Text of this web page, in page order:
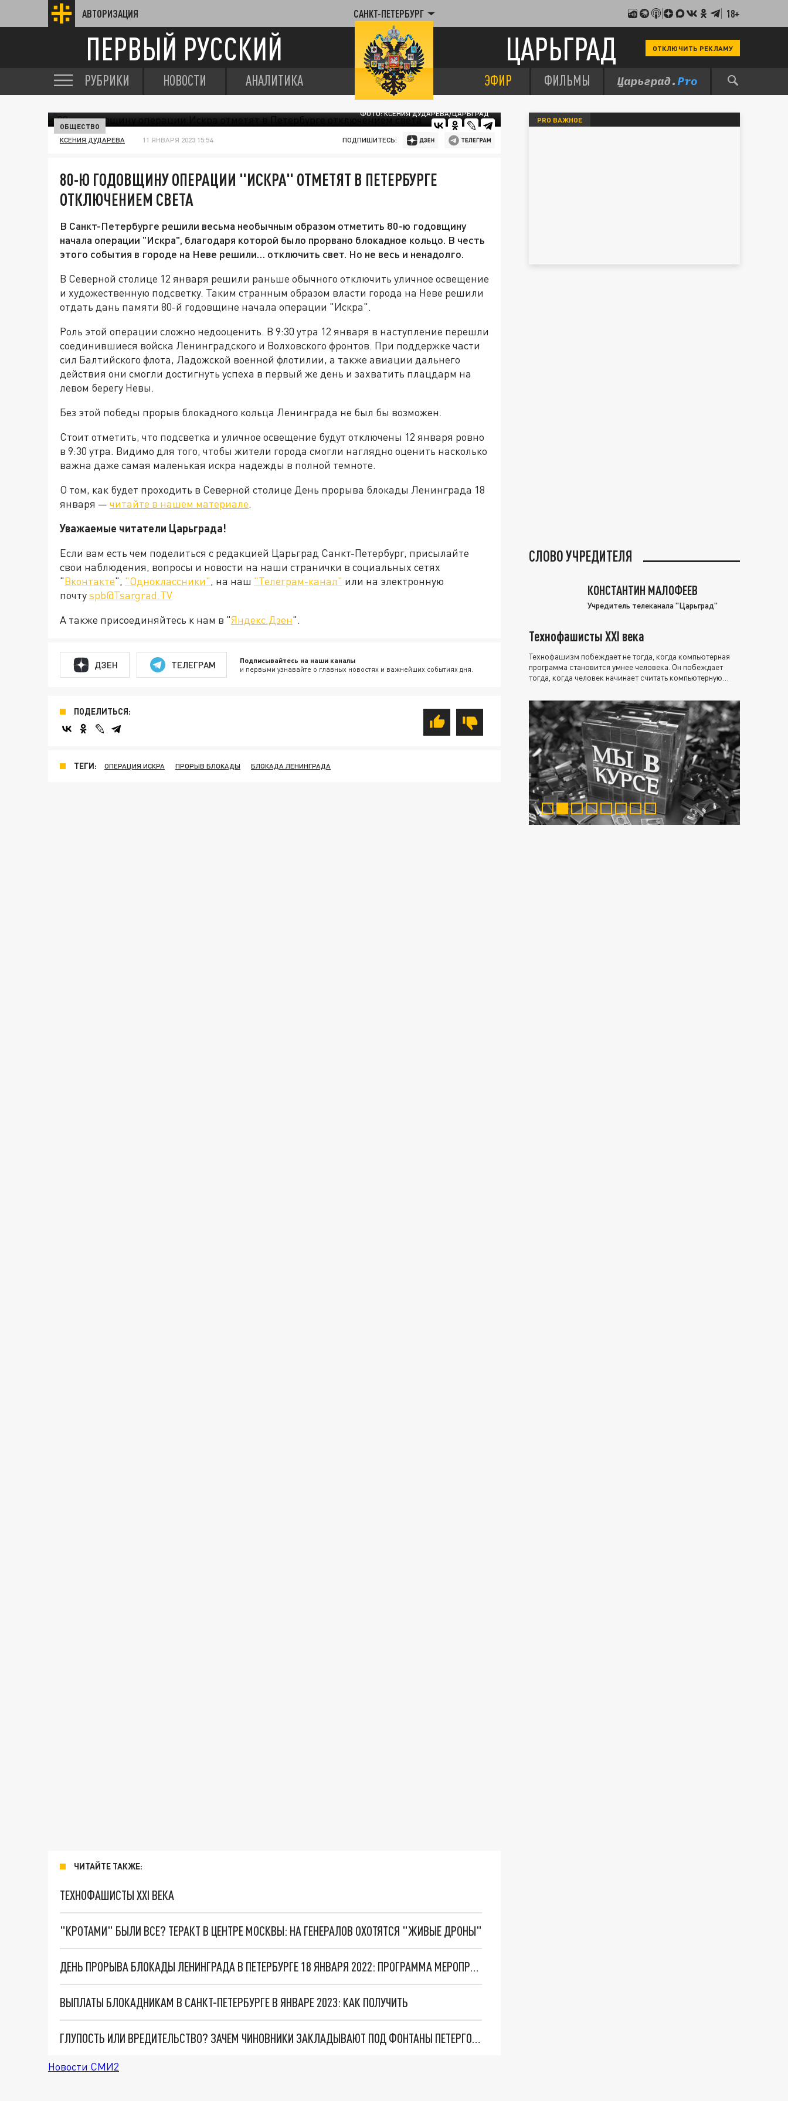
АВТОРИЗАЦИЯ САНКТ-ПЕТЕРБУРГ 18+
ПЕРВЫЙ РУССКИЙ ЦАРЬГРАД ОТКЛЮЧИТЬ РЕКЛАМУ
РУБРИКИ НОВОСТИ АНАЛИТИКА ЭФИР ФИЛЬМЫ
ФОТО: КСЕНИЯ ДУДАРЕВА/ЦАРЬГРАД
ОБЩЕСТВО
КСЕНИЯ ДУДАРЕВА 11 ЯНВАРЯ 2023 15:54 ПОДПИШИТЕСЬ:
80-Ю ГОДОВЩИНУ ОПЕРАЦИИ "ИСКРА" ОТМЕТЯТ В ПЕТЕРБУРГЕ
ОТКЛЮЧЕНИЕМ СВЕТА
В Санкт-Петербурге решили весьма необычным образом отметить 80-ю годовщину
начала операции "Искра", благодаря которой было прорвано блокадное кольцо. В честь
этого события в городе на Неве решили… отключить свет. Но не весь и ненадолго.
В Северной столице 12 января решили раньше обычного отключить уличное освещение
и художественную подсветку. Таким странным образом власти города на Неве решили
отдать дань памяти 80-й годовщине начала операции "Искра".
Роль этой операции сложно недооценить. В 9:30 утра 12 января в наступление перешли
соединившиеся войска Ленинградского и Волховского фронтов. При поддержке части
сил Балтийского флота, Ладожской военной флотилии, а также авиации дальнего
действия они смогли достигнуть успеха в первый же день и захватить плацдарм на
левом берегу Невы.
Без этой победы прорыв блокадного кольца Ленинграда не был бы возможен.
Стоит отметить, что подсветка и уличное освещение будут отключены 12 января ровно
в 9:30 утра. Видимо для того, чтобы жители города смогли наглядно оценить насколько
важна даже самая маленькая искра надежды в полной темноте.
О том, как будет проходить в Северной столице День прорыва блокады Ленинграда 18
января — читайте в нашем материале.
Уважаемые читатели Царьграда!
Если вам есть чем поделиться с редакцией Царьград Санкт-Петербург, присылайте
свои наблюдения, вопросы и новости на наши странички в социальных сетях
"Вконтакте", "Одноклассники", на наш "Телеграм-канал" или на электронную
почтуspb@Tsargrad.TV
А также присоединяйтесь к нам в "Яндекс.Дзен".
ДЗЕН ТЕЛЕГРАМ Подписывайтесь на наши каналы
и первыми узнавайте о главных новостях и важнейших событиях дня.
ПОДЕЛИТЬСЯ:
ТЕГИ: ОПЕРАЦИЯ ИСКРА ПРОРЫВ БЛОКАДЫ БЛОКАДА ЛЕНИНГРАДА
ЧИТАЙТЕ ТАКЖЕ:
ТЕХНОФАШИСТЫ XXI ВЕКА
"КРОТАМИ" БЫЛИ ВСЕ? ТЕРАКТ В ЦЕНТРЕ МОСКВЫ: НА ГЕНЕРАЛОВ ОХОТЯТСЯ "ЖИВЫЕ ДРОНЫ"
ДЕНЬ ПРОРЫВА БЛОКАДЫ ЛЕНИНГРАДА В ПЕТЕРБУРГЕ 18 ЯНВАРЯ 2022: ПРОГРАММА МЕРОПРИЯТИЙ
ВЫПЛАТЫ БЛОКАДНИКАМ В САНКТ-ПЕТЕРБУРГЕ В ЯНВАРЕ 2023: КАК ПОЛУЧИТЬ
ГЛУПОСТЬ ИЛИ ВРЕДИТЕЛЬСТВО? ЗАЧЕМ ЧИНОВНИКИ ЗАКЛАДЫВАЮТ ПОД ФОНТАНЫ ПЕТЕРГОФА "МУСОРНУЮ" БОМБУ
Новости СМИ2
PRO ВАЖНОЕ
СЛОВО УЧРЕДИТЕЛЯ
КОНСТАНТИН МАЛОФЕЕВ
Учредитель телеканала "Царьград"
Технофашисты XXI века
Технофашизм побеждает не тогда, когда компьютерная
программа становится умнее человека. Он побеждает
тогда, когда человек начинает считать компьютерную